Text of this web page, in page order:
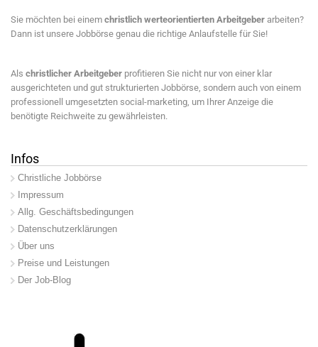
Sie möchten bei einem christlich werteorientierten Arbeitgeber arbeiten?
Dann ist unsere Jobbörse genau die richtige Anlaufstelle für Sie!
Als christlicher Arbeitgeber profitieren Sie nicht nur von einer klar
ausgerichteten und gut strukturierten Jobbörse, sondern auch von einem
professionell umgesetzten social-marketing, um Ihrer Anzeige die
benötigte Reichweite zu gewährleisten.
Infos
Christliche Jobbörse
Impressum
Allg. Geschäftsbedingungen
Datenschutzerklärungen
Über uns
Preise und Leistungen
Der Job-Blog